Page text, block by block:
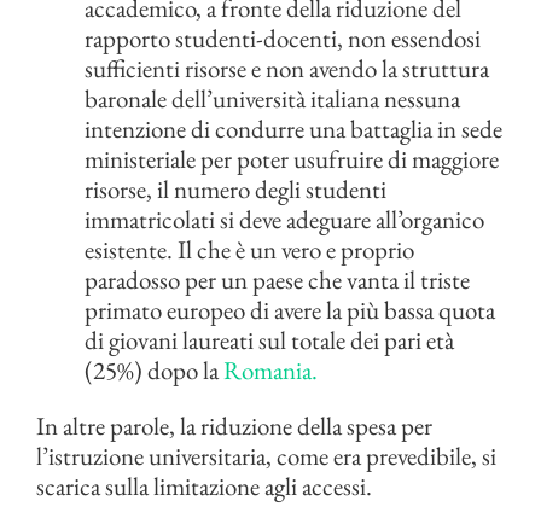
accademico, a fronte della riduzione del
rapporto studenti-docenti, non essendosi
sufficienti risorse e non avendo la struttura
baronale dell’università italiana nessuna
intenzione di condurre una battaglia in sede
ministeriale per poter usufruire di maggiore
risorse, il numero degli studenti
immatricolati si deve adeguare all’organico
esistente. Il che è un vero e proprio
paradosso per un paese che vanta il triste
primato europeo di avere la più bassa quota
di giovani laureati sul totale dei pari età
(25%) dopo laRomania.
In altre parole, la riduzione della spesa per
l’istruzione universitaria, come era prevedibile, si
scarica sulla limitazione agli accessi.